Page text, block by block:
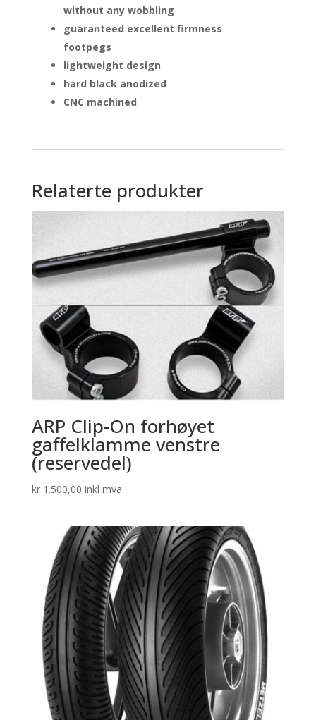
without any wobbling
guaranteed excellent firmness
footpegs
lightweight design
hard black anodized
CNC machined
Relaterte produkter
ARP Clip-On forhøyet
gaffelklamme venstre
(reservedel)
kr1.500,00 inkl mva